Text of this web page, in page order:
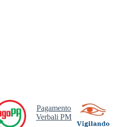
Pagamento
Verbali PM